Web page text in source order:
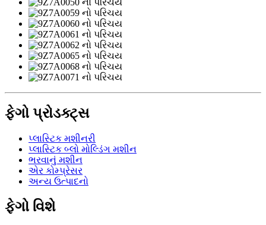
ફેગો પ્રોડક્ટ્સ
પ્લાસ્ટિક મશીનરી
પ્લાસ્ટિક બ્લો મોલ્ડિંગ મશીન
ભરવાનું મશીન
એર કોમ્પ્રેસર
અન્ય ઉત્પાદનો
ફેગો વિશે